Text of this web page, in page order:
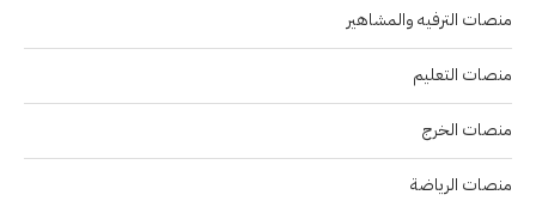
منصات الترفيه والمشاهير
منصات التعليم
منصات الخرج
منصات الرياضة